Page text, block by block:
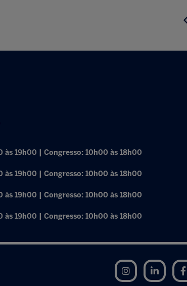
19h00 | Congresso: 10h00 às 18h00
19h00 | Congresso: 10h00 às 18h00
19h00 | Congresso: 10h00 às 18h00
19h00 | Congresso: 10h00 às 18h00
Instagram LinkedIn